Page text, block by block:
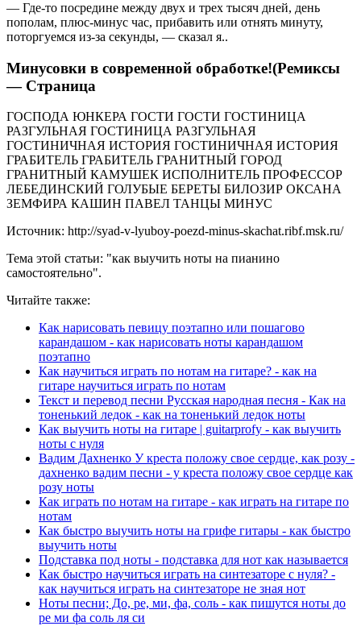
— Где-то посредине между двух и трех тысяч дней, день
пополам, плюс-минус час, прибавить или отнять минуту,
поторгуемся из-за секунды, — сказал я..
Минусовки в современной обработке!(Ремиксы
— Страница
ГОСПОДА ЮНКЕРА ГОСТИ ГОСТИ ГОСТИНИЦА
РАЗГУЛЬНАЯ ГОСТИНИЦА РАЗГУЛЬНАЯ
ГОСТИНИЧНАЯ ИСТОРИЯ ГОСТИНИЧНАЯ ИСТОРИЯ
ГРАБИТЕЛЬ ГРАБИТЕЛЬ ГРАНИТНЫЙ ГОРОД
ГРАНИТНЫЙ КАМУШЕК ИСПОЛНИТЕЛЬ ПРОФЕССОР
ЛЕБЕДИНСКИЙ ГОЛУБЫЕ БЕРЕТЫ БИЛОЗИР ОКСАНА
ЗЕМФИРА КАШИН ПАВЕЛ ТАНЦЫ МИНУС
Источник: http://syad-v-lyuboy-poezd-minus-skachat.ribf.msk.ru/
Тема этой статьи: "как выучить ноты на пианино
самостоятельно".
Читайте также:
Как нарисовать певицу поэтапно или пошагово
карандашом - как нарисовать ноты карандашом
поэтапно
Как научиться играть по нотам на гитаре? - как на
гитаре научиться играть по нотам
Текст и перевод песни Русская народная песня - Как на
тоненький ледок - как на тоненький ледок ноты
Как выучить ноты на гитаре | guitarprofy - как выучить
ноты с нуля
Вадим Дахненко У креста положу свое сердце, как розу -
дахненко вадим песни - у креста положу свое сердце как
розу ноты
Как играть по нотам на гитаре - как играть на гитаре по
нотам
Как быстро выучить ноты на грифе гитары - как быстро
выучить ноты
Подставка под ноты - подставка для нот как называется
Как быстро научиться играть на синтезаторе с нуля? -
как научиться играть на синтезаторе не зная нот
Ноты песни; До, ре, ми, фа, соль - как пишутся ноты до
ре ми фа соль ля си